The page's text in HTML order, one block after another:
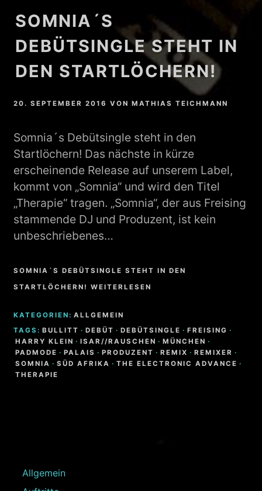
SOMNIA´S
DEBÜTSINGLE STEHT IN
DEN STARTLÖCHERN!
20. SEPTEMBER 2016 VONMATHIAS TEICHMANN
Somnia´s Debütsingle steht in den
Startlöchern! Das nächste in kürze
erscheinende Release auf unserem Label,
kommt von „Somnia“ und wird den Titel
„Therapie“ tragen. „Somnia“, der aus Freising
stammende DJ und Produzent, ist kein
unbeschriebenes…
SOMNIA´S DEBÜTSINGLE STEHT IN DEN
STARTLÖCHERN! WEITERLESEN
KATEGORIEN: ALLGEMEIN
TAGS: BULLITT · DEBÜT · DEBÜTSINGLE · FREISING ·
HARRY KLEIN · ISAR//RAUSCHEN · MÜNCHEN ·
PADMODE · PALAIS · PRODUZENT · REMIX · REMIXER ·
SOMNIA · SÜD AFRIKA · THE ELECTRONIC ADVANCE ·
THERAPIE
Allgemein